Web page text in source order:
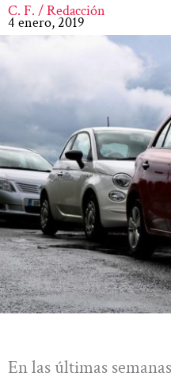
C. F. / Redacción
4 enero, 2019
En las últimas